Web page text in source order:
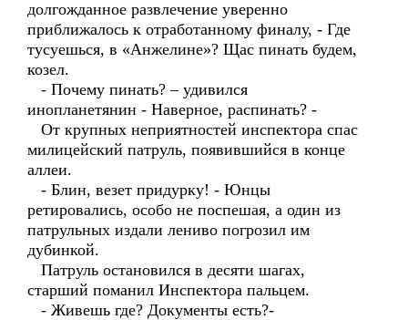
долгожданное развлечение уверенно
приближалось к отработанному финалу, - Где
тусуешься, в «Анжелине»? Щас пинать будем,
козел.
- Почему пинать? – удивился
инопланетянин - Наверное, распинать? -
От крупных неприятностей инспектора спас
милицейский патруль, появившийся в конце
аллеи.
- Блин, везет придурку! - Юнцы
ретировались, особо не поспешая, а один из
патрульных издали лениво погрозил им
дубинкой.
Патруль остановился в десяти шагах,
старший поманил Инспектора пальцем.
- Живешь где? Документы есть?-